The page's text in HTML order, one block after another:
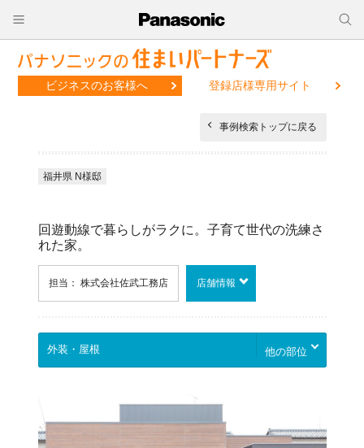
ビジネスのお客様へ 登録店様専用サイト
事例検索トップに戻る
福井県 N様邸
回遊動線で暮らしがラクに。子育て世代の洗練さ
れた家。
担当： 株式会社佐武工務店 店舗情報
他の部位